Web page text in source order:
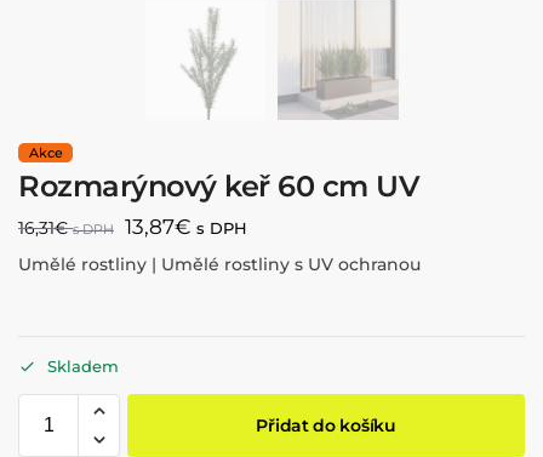
Rozmarýnový keř 60 cm UV
16,31€ s DPH 13,87€ s DPH
Umělé rostliny | Umělé rostliny s UV ochranou
Skladem
Přidat do košíku